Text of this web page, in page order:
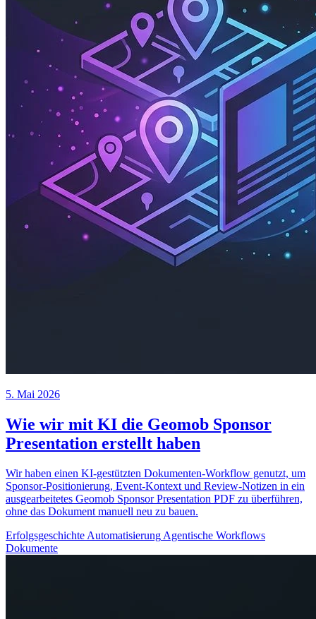
5. Mai 2026
Wie wir mit KI die Geomob Sponsor
Presentation erstellt haben
Wir haben einen KI-gestützten Dokumenten-Workflow genutzt, um
Sponsor-Positionierung, Event-Kontext und Review-Notizen in ein
ausgearbeitetes Geomob Sponsor Presentation PDF zu überführen,
ohne das Dokument manuell neu zu bauen.
Erfolgsgeschichte Automatisierung Agentische Workflows
Dokumente